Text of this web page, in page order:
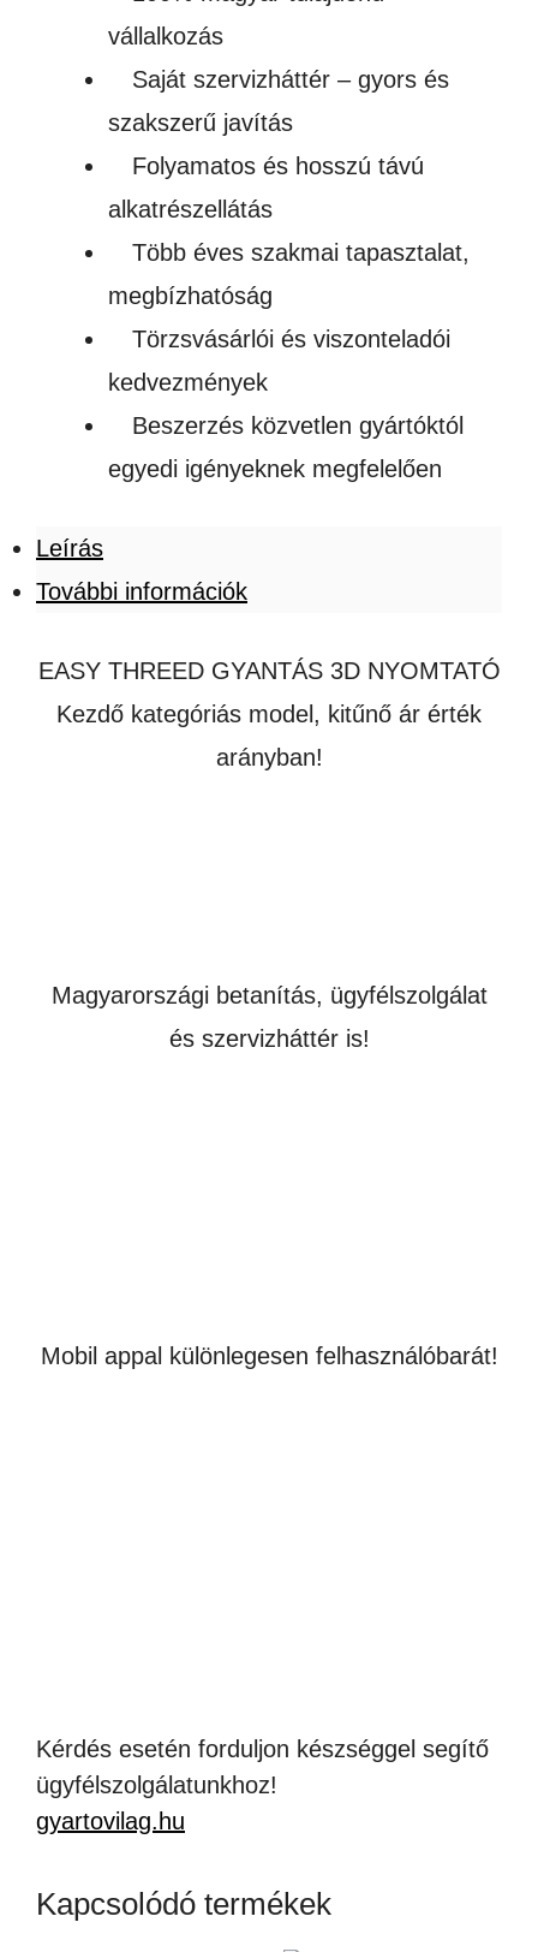
vállalkozás
Saját szervizháttér – gyors és
szakszerű javítás
Folyamatos és hosszú távú
alkatrészellátás
Több éves szakmai tapasztalat,
megbízhatóság
Törzsvásárlói és viszonteladói
kedvezmények
Beszerzés közvetlen gyártóktól
egyedi igényeknek megfelelően
Leírás
További információk
EASY THREED GYANTÁS 3D NYOMTATÓ
Kezdő kategóriás model, kitűnő ár érték
arányban!
Magyarországi betanítás, ügyfélszolgálat
és szervizháttér is!
Mobil appal különlegesen felhasználóbarát!
Kérdés esetén forduljon készséggel segítő
ügyfélszolgálatunkhoz!
gyartovilag.hu
Kapcsolódó termékek